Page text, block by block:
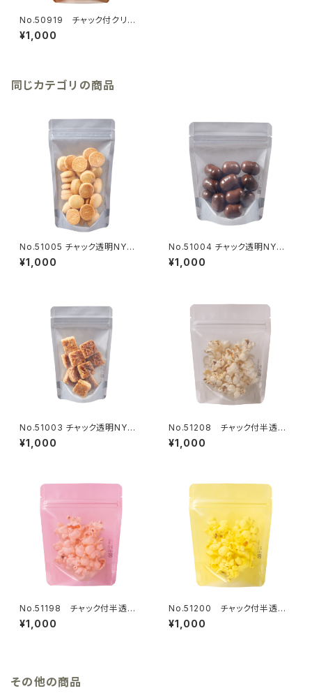
No.50919 チャック付クリア
袋 クラフト柄 120×200mm 1
3枚
¥1,000
同じカテゴリの商品
No.51005 チャック透明NY袋
裏グレー 120×200ｍｍ 13
枚
¥1,000
No.51004 チャック透明NY袋
裏グレー 120×150ｍｍ 13枚
¥1,000
No.51003 チャック透明NY袋
裏グレー 110×170ｍｍ 13枚
¥1,000
No.51208 チャック付半透明
マットSPグレー 120×150mm
13枚
¥1,000
No.51198 チャック付半透明
マットSPピンク 120×150mm
13枚
¥1,000
No.51200 チャック付半透明
マットSP黄色 120×150mm 1
3枚
¥1,000
その他の商品